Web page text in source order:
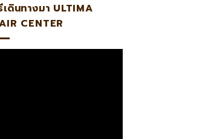
เดินทางมา ULTIMA
CENTER